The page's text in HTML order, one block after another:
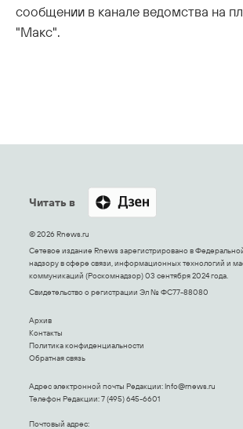
сообщении в канале ведомства на
"Макс".
Читать в
© 2026 Rnews.ru
Сетевое издание Rnews зарегистрировано в
надзору в сфере связи, информационных технологий и
коммуникаций (Роскомнадзор) 03 сентября 2024 года.
Свидетельство о регистрации Эл № ФС77-88080
Архив
Контакты
Политика конфиденциальности
Обратная связь
Адрес электронной почты Редакции:Info@rnews.ru
Телефон Редакции: 7 (495) 645-6601
Почтовый адрес: